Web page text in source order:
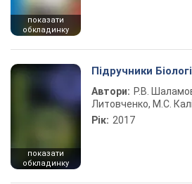
показати
обкладинку
показати
обкладинку
Підручники
Автори: Р.В.
Литовченко, М.С.
Рік: 2017